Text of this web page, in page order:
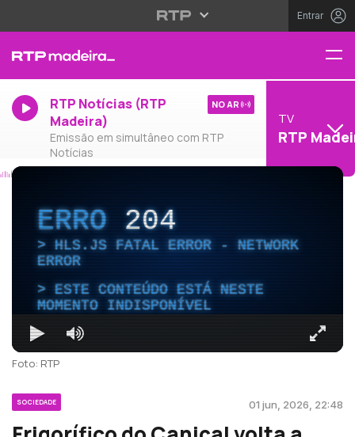
Entrar
RTP Notícias (RTP
Madeira)
Emissão em simultâneo com RTP
Notícias
NO AR
TV
RTP
ERRO204
HLS.JS FATAL ERROR - NETWORK
ERROR
ESTE CONTEÚDO ESTÁ NESTE
MOMENTO INDISPONÍVEL
Foto: RTP
SOCIEDADE 01 jun, 2026, 22:48